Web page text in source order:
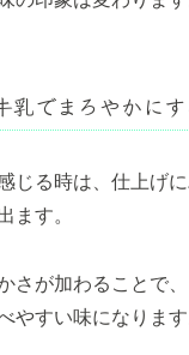
乳でまろやかにす
じる時は、仕上げ
ます。
さが加わることで
やすい味になります